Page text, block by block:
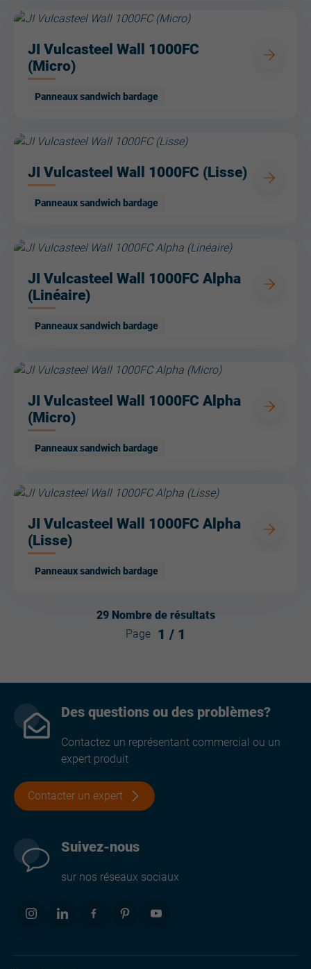
JI Vulcasteel Wall 1000FC
(Micro)
Panneaux sandwich bardage
JI Vulcasteel Wall 1000FC (Lisse)
Panneaux sandwich bardage
JI Vulcasteel Wall 1000FC Alpha
(Linéaire)
Panneaux sandwich bardage
JI Vulcasteel Wall 1000FC Alpha
(Micro)
Panneaux sandwich bardage
JI Vulcasteel Wall 1000FC Alpha
(Lisse)
Panneaux sandwich bardage
29 Nombre de résultats
Page
1 / 1
Des questions ou des problèmes?
Contactez un représentant commercial ou un
expert produit
Contacter un expert
Suivez-nous
sur nos réseaux sociaux